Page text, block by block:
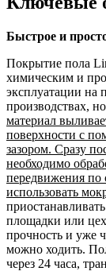
Быстрое и
Покрытие пола
химическим и
эксплуатации на
производствах,
материал
поверхности с
зазором. Сразу
необходимо
передвижения по
использовать
площадки или
прочность и уже
можно ходить.
через 24 часа,